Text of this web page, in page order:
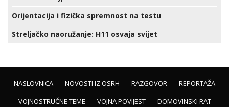
Orijentacija i fizička spremnost na testu
Streljačko naoružanje: H11 osvaja svijet
NASLOVNICA NOVOSTI IZ OSRH RAZGOVOR
REPORTAŽA
VOJNOSTRUČNE TEME
VOJNA POVIJEST
DOMOVINSKI RAT